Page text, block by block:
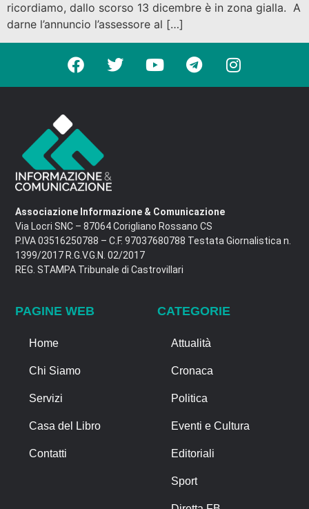
ricordiamo, dallo scorso 13 dicembre è in zona gialla. A
darne l’annuncio l’assessore al […]
Associazione Informazione & Comunicazione
Via Locri SNC – 87064 Corigliano Rossano CS
P.IVA 03516250788 – C.F. 97037680788 Testata Giornalistica n.
1399/2017 R.G.V.G.N. 02/2017
REG. STAMPA Tribunale di Castrovillari
PAGINE WEB
Home
Chi Siamo
Servizi
Casa del Libro
Contatti
CATEGORIE
Attualità
Cronaca
Politica
Eventi e Cultura
Editoriali
Sport